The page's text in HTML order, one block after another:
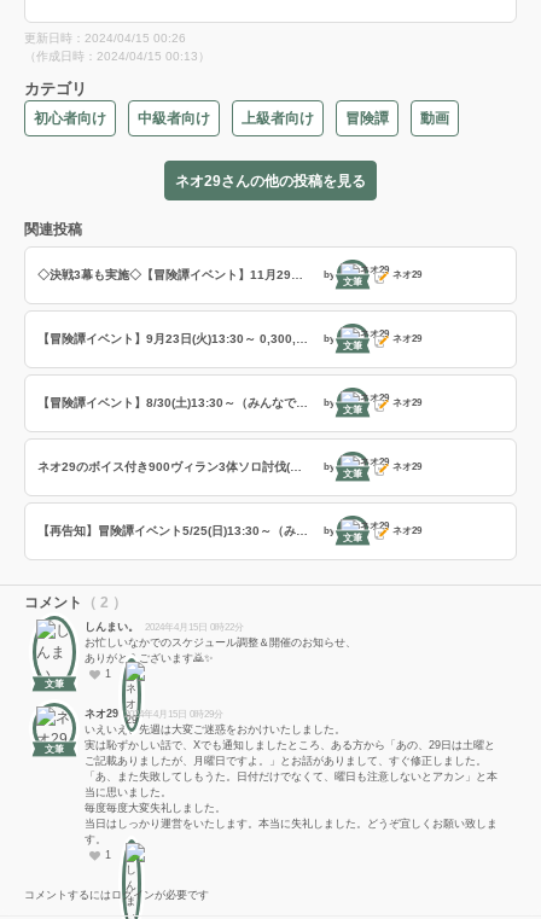
更新日時：2024/04/15 00:26
（作成日時：2024/04/15 00:13）
カテゴリ
初心者向け 中級者向け 上級者向け 冒険譚 動画
ネオ29さんの他の投稿を見る
関連投稿
by
文筆
ネオ29
by
文筆
ネオ29
【冒険譚イベント】8/30(土)13:30～（みんなで冒険） 0,300,600,900帯（各2回）＋決戦1・2幕（各1回実施） by
文筆
ネオ29
by
文筆
ネオ29
by
文筆
ネオ29
コメント （ 2 ）
文筆
しんまい。 2024年4月15日 0時22分
お忙しいなかでのスケジュール調整＆開催のお知らせ、
ありがとうございます🙇✨
1
文筆
ネオ29 2024年4月15日 0時29分
いえいえ、先週は大変ご迷惑をおかけいたしました。
実は恥ずかしい話で、Xでも通知しましたところ、ある方から「あの、29日は土曜と
ご記載ありましたが、月曜日ですよ。」とお話がありまして、すぐ修正しました。
「あ、また失敗してしもうた。日付だけでなくて、曜日も注意しないとアカン」と本
当に思いました。
毎度毎度大変失礼しました。
当日はしっかり運営をいたします。本当に失礼しました。どうぞ宜しくお願い致しま
す。
1
コメントするにはログインが必要です